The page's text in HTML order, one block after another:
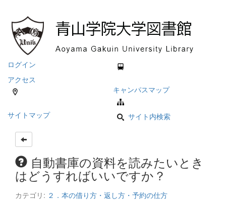
ログイン
アクセス
キャンパスマップ
サイトマップ サイト内検索
自動書庫の資料を読みたいとき
はどうすればいいですか？
カテゴリ: ２．本の借り方・返し方・予約の仕方